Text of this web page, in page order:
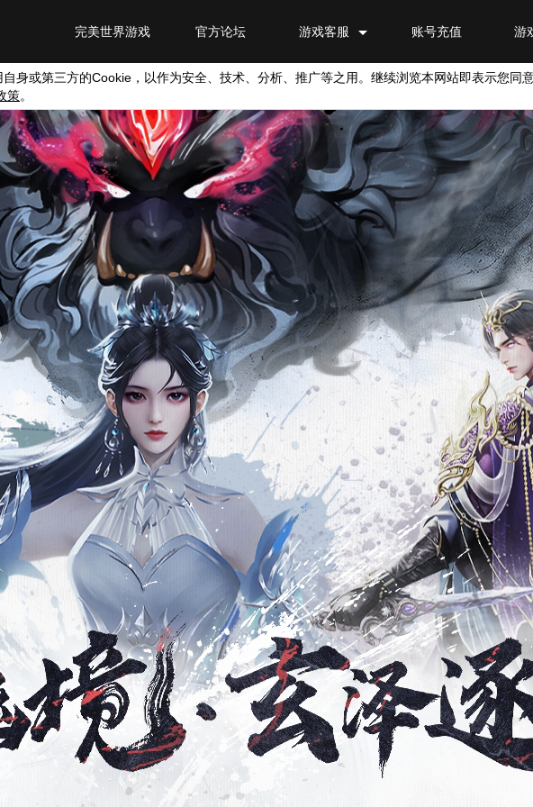
游
账号充值
游戏客服
官方论坛
完美世界游戏
身或第三方的Cookie ，以作为安全、技术、分析、推广等之用。继续浏览本网站即表示您同
策。